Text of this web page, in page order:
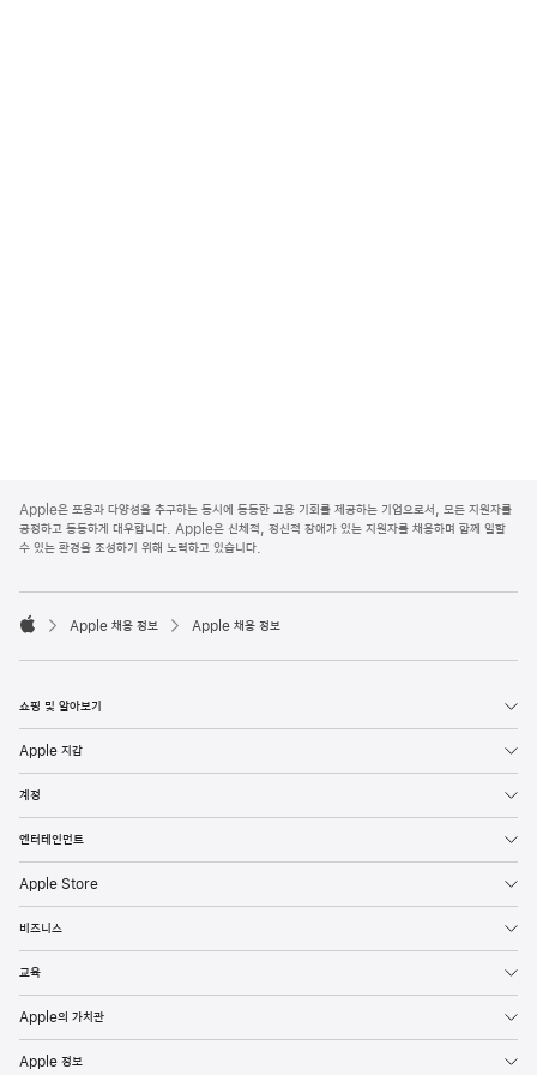
p
p
l
o
e
Apple은 포용과 다양성을 추구하는 동시에 동등한 고용 기회를 제공하는 기업으로서, 모든 지원자를
공정하고 동등하게 대우합니다. Apple은 신체적, 정신적 장애가 있는 지원자를 채용하며 함께 일할
수 있는 환경을 조성하기 위해 노력하고 있습니다.

p
l
Apple 채용 정보 Apple 채용 정보
쇼핑 및 알아보기
Apple 지갑
계정
엔터테인먼트
Apple Store
비즈니스
교육
Apple의 가치관
Apple 정보